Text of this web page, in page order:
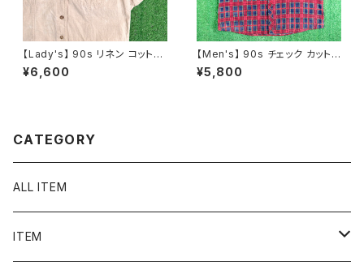
【Lady's】 90s リネン コットン
開襟 シャツ / 90年代 オープン
カラー 開襟 レディース 古着 N1
¥6,600
【Men's】 90s チェック カットオ
フ フランネル ノースリーブ シャ
ツ / 90年代 ベスト 古着 ネルシ
¥5,800
CATEGORY
ALL ITEM
ITEM